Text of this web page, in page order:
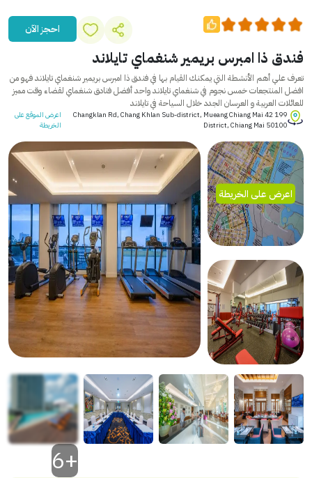
احجز الآن
فندق ذا امبرس بريمير شنغماي تايلاند
تعرف علي أهم الأنشطة التي يمكنك القيام بها في فندق ذا امبرس بريمير شنغماي تايلاند فهو من
افضل المنتجعات خمس نجوم في شنغماي تايلاند واحد أفضل فنادق شنغماي لقضاء وقت مميز
للعائلات العربية و العرسان الجدد خلال السياحة في تايلاند
199 42 Changklan Rd, Chang Khlan Sub-district, Mueang Chiang Mai
District, Chiang Mai 50100
اعرض الموقع على
الخريطة
اعرض على الخريطة
+6